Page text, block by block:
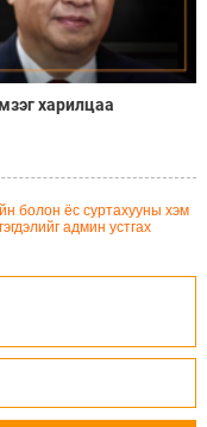
харилцаа
болон ёс суртахууны хэм
админ устгах